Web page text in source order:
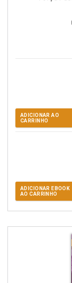
ADICIONAR AO
CARRINHO
ADICIONAR EBOOK
AO CARRINHO